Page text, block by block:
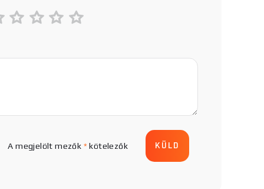
A megjelölt mezők * kötelezők